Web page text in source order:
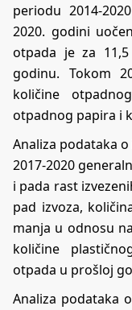
periodu 2014-
2020. godini
otpada je za
godinu. Tokom
količine
otpadnog papira i
Analiza podataka
2017-2020
i pada rast
pad izvoza,
manja u odnosu
količine
otpada u prošloj
Analiza podataka